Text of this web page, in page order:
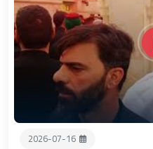
2026-07-16